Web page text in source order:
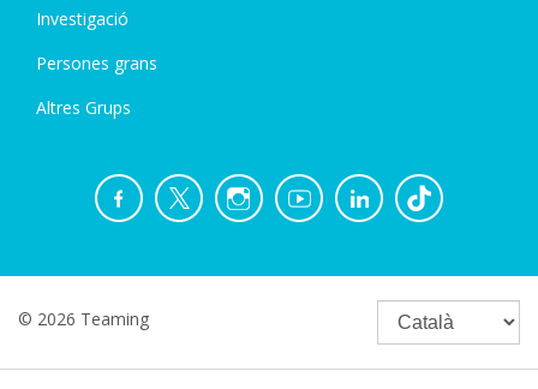
Investigació
Persones grans
Altres Grups
© 2026 Teaming